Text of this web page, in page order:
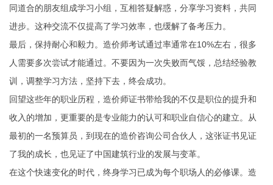
同道合的朋友组成学习小组，互相答疑解惑，分享学习资料，共同
进步。这种交流不仅提高了学习效率，也缓解了备考压力。
最后，保持耐心和毅力。造价师考试通过率通常在10%左右，很多
人需要多次尝试才能通过。不要因为一次失败而气馁，总结经验教
训，调整学习方法，坚持下去，终会成功。
回望这些年的职业历程，造价师证书带给我的不仅是职位的提升和
收入的增加，更重要的是专业能力的认可和职业自信心的建立。从
最初的一名预算员，到现在的造价咨询公司合伙人，这张证书见证
了我的成长，也见证了中国建筑行业的发展与变革。
在这个快速变化的时代，终身学习已成为每个职场人的必修课。造